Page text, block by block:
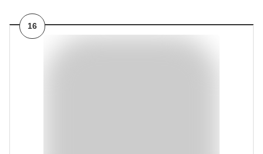
16